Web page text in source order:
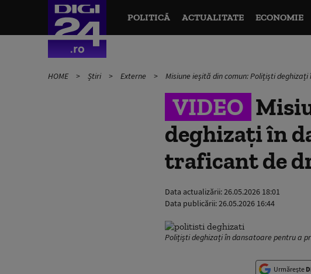
POLITICĂ ACTUALITATE ECONOMIE
HOME Știri Externe Misiune ieșită din comun: Polițiști
VIDEO
deghizați în
traficant de
Data actualizării:26.05.2026 18:01
Data publicării:26.05.2026 16:44
Polițiști deghizați în dansatoare pentru a
Urmărește